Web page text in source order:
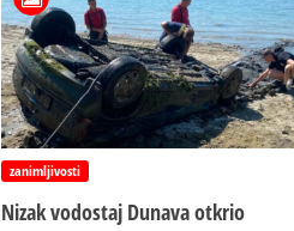
zanimljivosti
Nizak vodostaj Dunava otkrio